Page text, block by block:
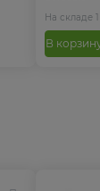
На складе 1
В